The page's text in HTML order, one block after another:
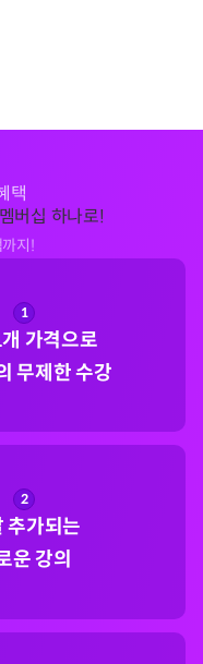
택
버십 하나로!
지!
1
가격으로
무제한 수강
2
추가되는
운 강의